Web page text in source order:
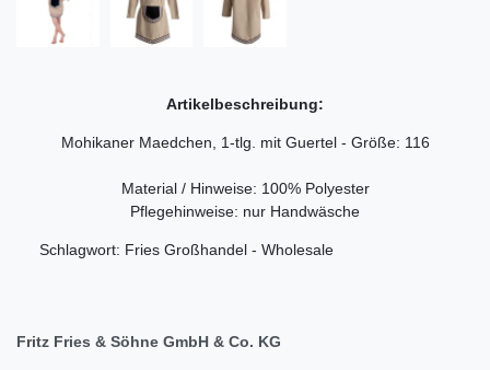
Artikelbeschreibung:
Mohikaner Maedchen, 1-tlg. mit Guertel - Größe: 116
Material / Hinweise: 100% Polyester
Pflegehinweise: nur Handwäsche
Schlagwort: Fries Großhandel - Wholesale
Fritz Fries & Söhne GmbH & Co. KG